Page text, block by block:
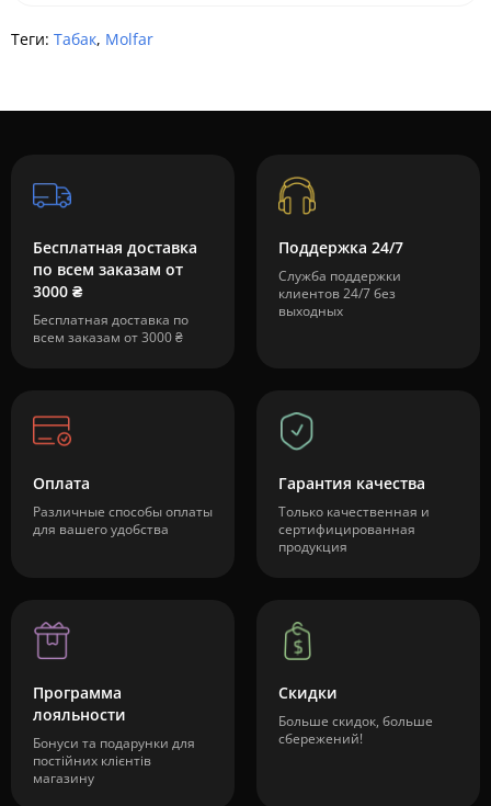
Теги: Табак, Molfar
Бесплатная доставка
по всем заказам от
3000 ₴
Бесплатная доставка по
всем заказам от 3000 ₴
Поддержка 24/7
Служба поддержки
клиентов 24/7 без
выходных
Оплата
Различные способы оплаты
для вашего удобства
Гарантия качества
Только качественная и
сертифицированная
продукция
Программа
лояльности
Бонуси та подарунки для
постійних клієнтів
магазину
Скидки
Больше скидок, больше
сбережений!